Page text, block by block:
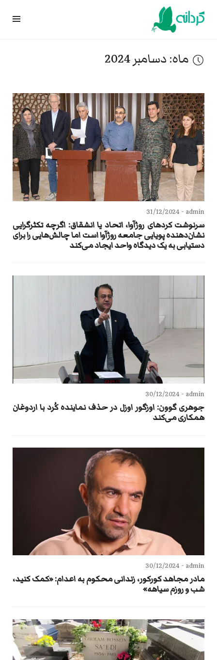
Skip
ماه: دسامبر 2024
admin -
31/12/2024
سرنوشت کردهای روژآوا، اتحاد یا انشقاق: اگرچه تکثرگرایی
نشان‌دهنده پویایی جامعه روژآوا است اما چالش‌هایی را برای
دستیابی به یک دیدگاه واحد ایجاد می‌کند
admin -
30/12/2024
جوهری گوون: اوزگور اوزل در حذف نماینده کُرد با اردوغان
همکاری می‌کند
admin -
30/12/2024
مادر مجاهد کورکور، زندانی محکوم به اعدام: «کمک کنید،
شب و روزم سیاهه»